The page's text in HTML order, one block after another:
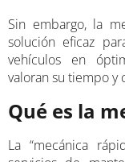
Sin embargo, la
solución eficaz
vehículos en
valoran su tiempo y
Qué es la
La “mecánica